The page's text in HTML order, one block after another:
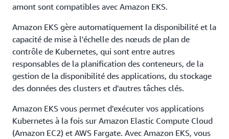
amont sont compatibles avec Amazon EKS.
Amazon EKS gère automatiquement la disponibilité et la
capacité de mise à l'échelle des nœuds de plan de
contrôle de Kubernetes, qui sont entre autres
responsables de la planification des conteneurs, de la
gestion de la disponibilité des applications, du stockage
des données des clusters et d'autres tâches clés.
Amazon EKS vous permet d'exécuter vos applications
Kubernetes à la fois sur Amazon Elastic Compute Cloud
(Amazon EC2) et AWS Fargate. Avec Amazon EKS, vous